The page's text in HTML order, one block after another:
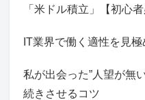
「米ドル積立」【初心者
IT業界で働く適性を見
私が出会った”人望が無
続きさせるコツ